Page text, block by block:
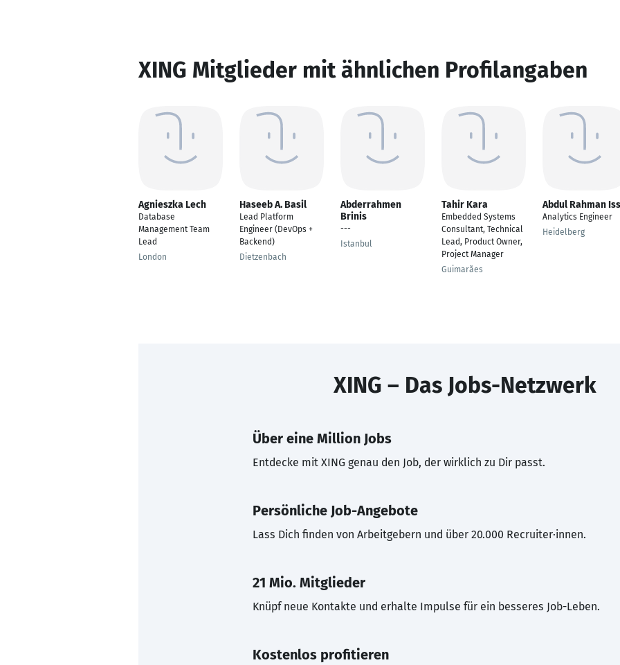
XING Mitglieder mit ähnlichen Profilangaben
Agnieszka Lech
Database
Management Team
Lead
London
Haseeb A. Basil
Lead Platform
Engineer (DevOps +
Backend)
Dietzenbach
Abderrahmen
Brinis
---
Istanbul
Tahir Kara
Embedded Systems
Consultant, Technical
Lead, Product Owner,
Project Manager
Guimarães
Abdul Rahman
Analytics Engineer
Heidelberg
XING – Das Jobs-Netzwerk
Über eine Million Jobs
Entdecke mit XING genau den Job, der wirklich zu Dir passt.
Persönliche Job-Angebote
Lass Dich finden von Arbeitgebern und über 20.000 Recruiter·innen.
21 Mio. Mitglieder
Knüpf neue Kontakte und erhalte Impulse für ein besseres Job-Leben.
Kostenlos profitieren